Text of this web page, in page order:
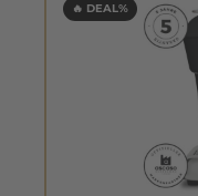
🔥 DEAL%